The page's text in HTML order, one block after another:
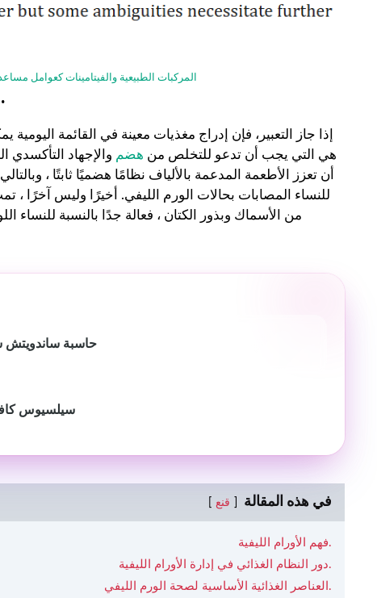
المركبات الطبيعية والفيتامينات كعوامل
العناصر الغذائية الأساسية لصحة الورم الليفي.
إذا جاز التعبير، فإن إدراج مغذيات معينة في القائمة
مثل فيتامين C و E هي التي يجب أن تدعو للتخلص من هضم والإجهاد التأكسدي
أن تعزز الأطعمة المدعمة بالألياف نظامًا هضميًا ثابتًا ،
من الأسماك وبذور الكتان ، فعالة جدًا بالنسبة للنساء
حاسبة ساندويتش
سيلسيوس
في هذه المقالة قنع
فهم الأورام الليفية.
دور النظام الغذائي في إدارة الأورام الليفية.
العناصر الغذائية الأساسية لصحة الورم الليفي.